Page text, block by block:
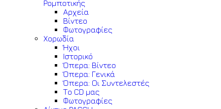
Ρομποτικής
Αρχεία
Βίντεο
Φωτογραφίες
Χορωδία
Ήχοι
Ιστορικό
Όπερα: Βίντεο
Όπερα: Γενικά
Όπερα: Οι Συντελεστές
Το CD μας
Φωτογραφίες